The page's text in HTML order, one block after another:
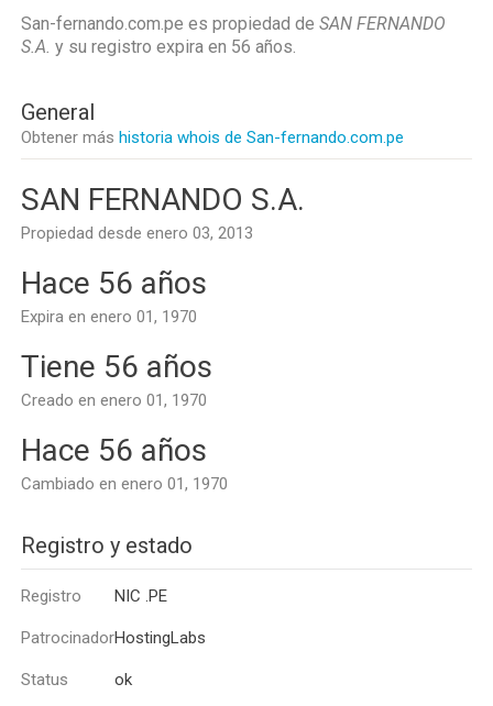
San-fernando.com.pe es propiedad de SAN FERNANDO
S.A. y su registro expira en 56 años.
General
Obtener más historia whois de San-fernando.com.pe
SAN FERNANDO S.A.
Propiedad desde enero 03, 2013
Hace 56 años
Expira en enero 01, 1970
Tiene 56 años
Creado en enero 01, 1970
Hace 56 años
Cambiado en enero 01, 1970
Registro y estado
Registro NIC .PE
PatrocinadorHostingLabs
Status ok